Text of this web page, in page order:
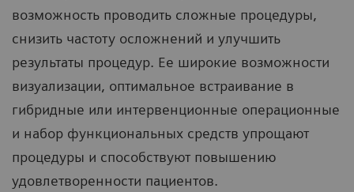
возможность проводить сложные процедуры,
снизить частоту осложнений и улучшить
результаты процедур. Ее широкие возможности
визуализации, оптимальное встраивание в
гибридные или интервенционные операционные
и набор функциональных средств упрощают
процедуры и способствуют повышению
удовлетворенности пациентов.